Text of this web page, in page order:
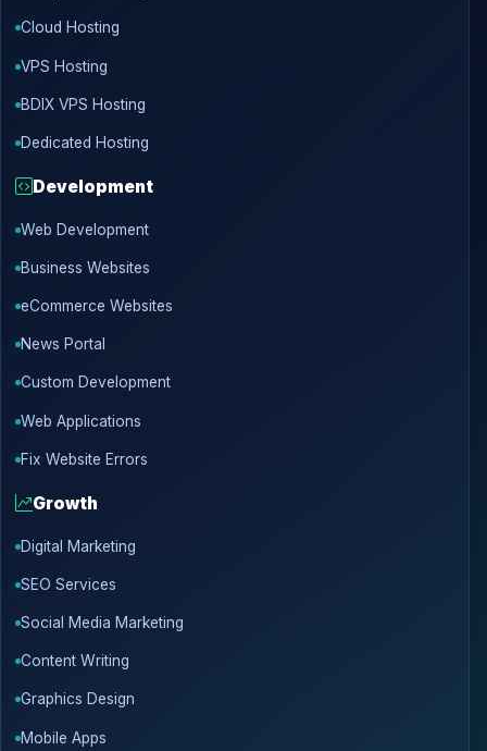
Cloud Hosting
VPS Hosting
BDIX VPS Hosting
Dedicated Hosting
Development
Web Development
Business Websites
eCommerce Websites
News Portal
Custom Development
Web Applications
Fix Website Errors
Growth
Digital Marketing
SEO Services
Social Media Marketing
Content Writing
Graphics Design
Mobile Apps